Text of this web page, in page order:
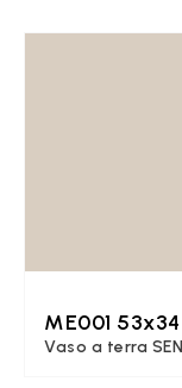
ME001 53x34
Vaso a terra